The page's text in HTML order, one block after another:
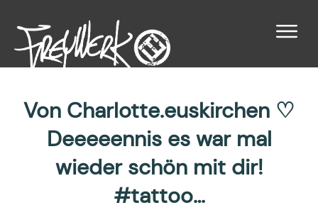
Von Charlotte.euskirchen ♡
Deeeeennis es war mal
wieder schön mit dir!
#tattoo…